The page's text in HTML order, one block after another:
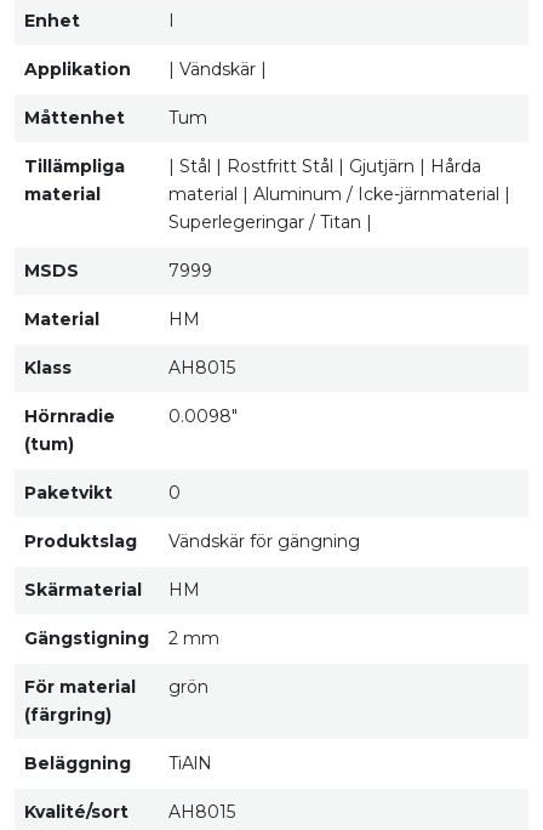
Enhet
Applikation | Vändskär |
Måttenhet Tum
Tillämpliga
material
| Stål | Rostfritt Stål | Gjutjärn | Hårda
material | Aluminum / Icke-järnmaterial |
Superlegeringar / Titan |
MSDS 7999
Material HM
Klass AH8015
Hörnradie
(tum)
0.0098"
Paketvikt 0
Produktslag Vändskär för gängning
Skärmaterial HM
Gängstigning 2 mm
För material
(färgring)
grön
Beläggning TiAlN
Kvalité/sort AH8015